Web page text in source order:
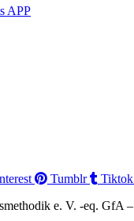
APP
Tumblr
Tiktok
e. V. -eq. GfA –